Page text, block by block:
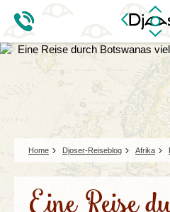
Home Djoser-Reiseblog Afrika